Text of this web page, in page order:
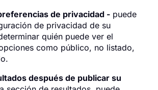
de privacidad - puede
de privacidad de su
quién puede ver el
como público, no listado,
después de publicar su